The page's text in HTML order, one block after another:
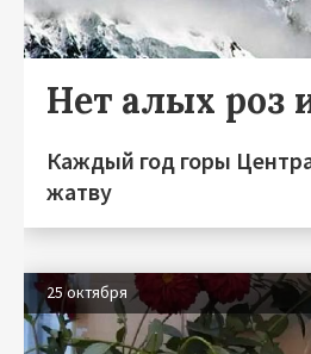
Нет алых роз
Каждый год горы
жатву
25 октября